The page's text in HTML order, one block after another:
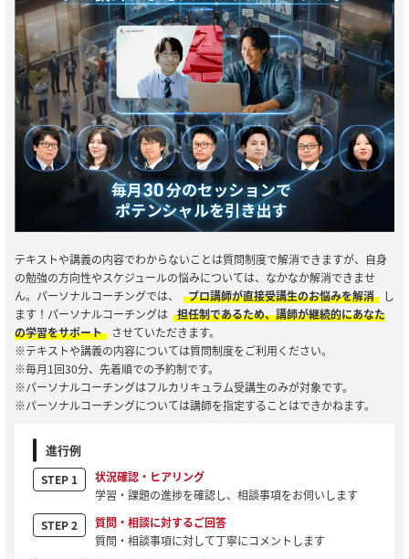
テキストや講義の内容でわからないことは質問制度で解消できますが、自身
の勉強の方向性やスケジュールの悩みについては、なかなか解消できませ
ん。パーソナルコーチングでは、
プロ講師が直接受講生のお悩みを解消
し
ます！パーソナルコーチングは 担任制であるため、講師が継続的にあなた
の学習をサポート
させていただきます。
※テキストや講義の内容については質問制度をご利用ください。
※毎月1回30分、先着順での予約制です。
※パーソナルコーチングはフルカリキュラム受講生のみが対象です。
※パーソナルコーチングについては講師を指定することはできかねます。
進行例
STEP 1
状況確認・ヒアリング
学習・課題の進捗を確認し、相談事項をお伺いします
STEP 2
質問・相談に対するご回答
質問・相談事項に対して丁寧にコメントします